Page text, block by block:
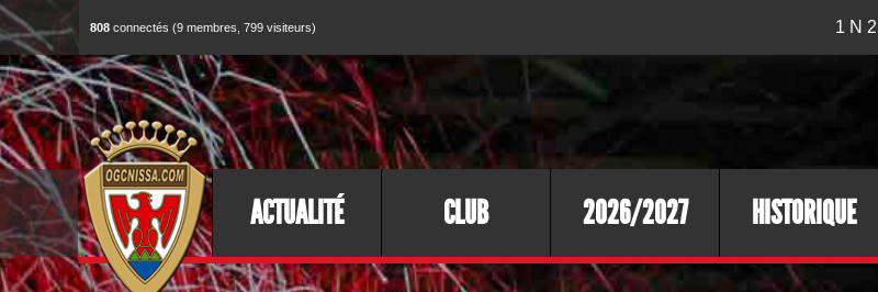
808 connectés (9 membres, 799 visiteurs) 1 N 2
ACTUALITÉ CLUB 2026/2027 HISTORIQUE